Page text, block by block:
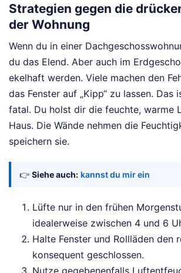
Strategien gegen die
der Wohnung
Wenn du in einer
du das Elend. Aber auch im
ekelhaft werden. Viele machen den
das Fenster auf „Kipp“ zu lassen. Das
fatal. Du holst dir die feuchte, warme
Haus. Die Wände nehmen die
speichern sie.
👉 Siehe auch: kannst du mir ein
Lüfte nur in den frühen
idealerweise zwischen 4 und 6
Halte Fenster und Rollläden den
konsequent geschlossen.